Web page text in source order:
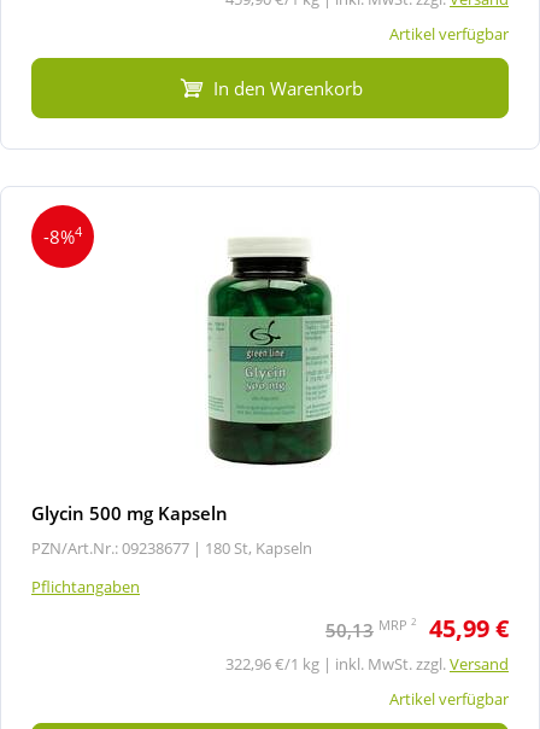
Artikel verfügbar
In den Warenkorb
-8%4
Glycin 500 mg Kapseln
PZN/Art.Nr.: 09238677 | 180 St, Kapseln
Pflichtangaben
50,13 MRP 2 45,99 €
322,96 €/1 kg | inkl. MwSt. zzgl.Versand
Artikel verfügbar